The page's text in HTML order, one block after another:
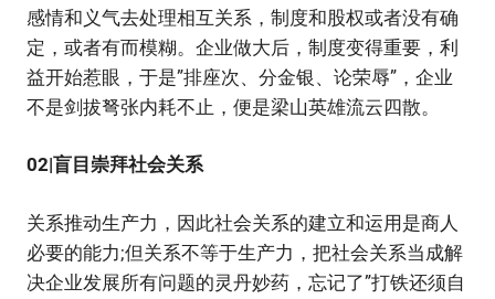
感情和义气去处理相互关系，制度和股权或者没有确
定，或者有而模糊。企业做大后，制度变得重要，利
益开始惹眼，于是”排座次、分金银、论荣辱”，企业
不是剑拔弩张内耗不止，便是梁山英雄流云四散。
02|盲目崇拜社会关系
关系推动生产力，因此社会关系的建立和运用是商人
必要的能力;但关系不等于生产力，把社会关系当成解
决企业发展所有问题的灵丹妙药，忘记了”打铁还须自